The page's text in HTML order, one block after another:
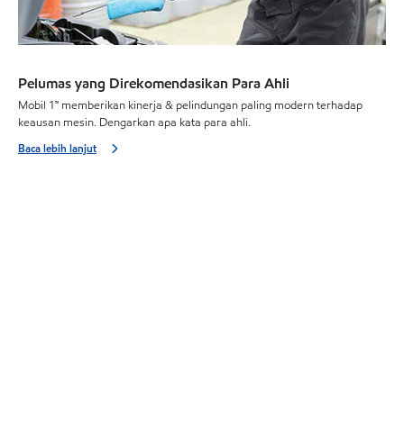
Pelumas yang Direkomendasikan Para Ahli
Mobil 1™ memberikan kinerja & pelindungan paling modern terhadap
keausan mesin. Dengarkan apa kata para ahli.
Baca lebih lanjut